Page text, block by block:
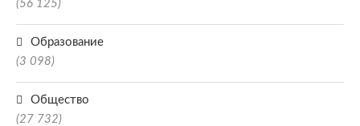
(56 125)
Образование
(3 098)
Общество
(27 732)